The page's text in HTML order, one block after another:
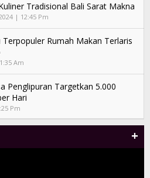
Tradisional Bali Sarat Makna
| 12:45 Pm
Rumah Makan Terlaris
Am
Penglipuran Targetkan 5.000
Hari
Pm
+